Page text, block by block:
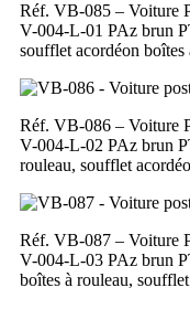
Réf. VB-085 – Voiture
V-004-L-01 PAz brun
soufflet acordéon boîtes
Réf. VB-086 – Voiture
V-004-L-02 PAz brun
rouleau, soufflet
Réf. VB-087 – Voiture
V-004-L-03 PAz brun
boîtes à rouleau,